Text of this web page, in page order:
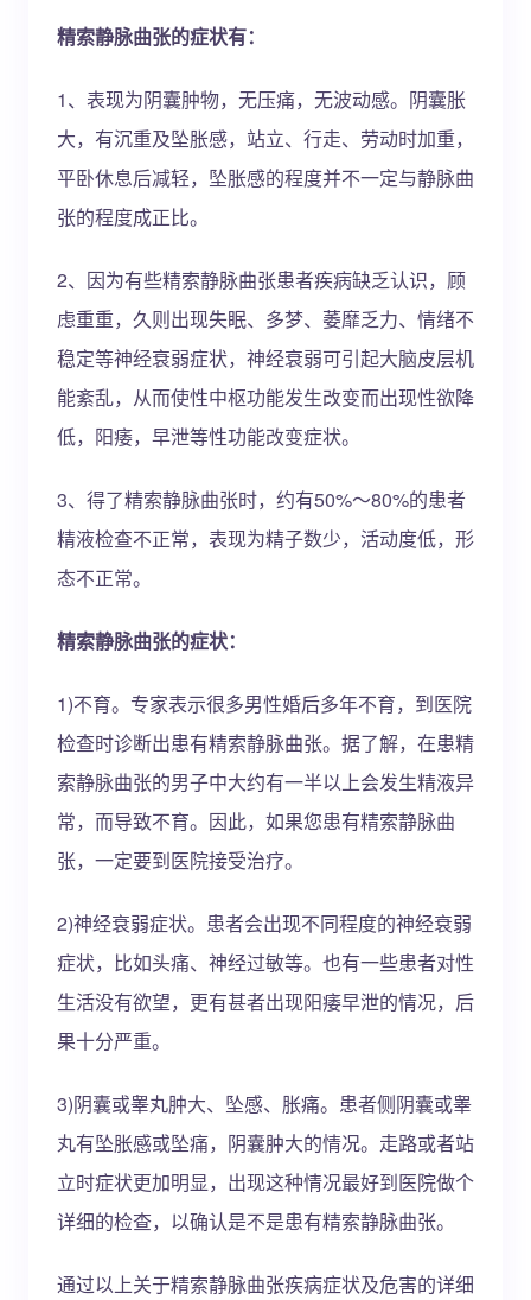
精索静脉曲张的症状有：
1、表现为阴囊肿物，无压痛，无波动感。阴囊胀
大，有沉重及坠胀感，站立、行走、劳动时加重，
平卧休息后减轻，坠胀感的程度并不一定与静脉曲
张的程度成正比。
2、因为有些精索静脉曲张患者疾病缺乏认识，顾
虑重重，久则出现失眠、多梦、萎靡乏力、情绪不
稳定等神经衰弱症状，神经衰弱可引起大脑皮层机
能紊乱，从而使性中枢功能发生改变而出现性欲降
低，阳痿，早泄等性功能改变症状。
3、得了精索静脉曲张时，约有50%～80%的患者
精液检查不正常，表现为精子数少，活动度低，形
态不正常。
精索静脉曲张的症状：
1)不育。专家表示很多男性婚后多年不育，到医院
检查时诊断出患有精索静脉曲张。据了解，在患精
索静脉曲张的男子中大约有一半以上会发生精液异
常，而导致不育。因此，如果您患有精索静脉曲
张，一定要到医院接受治疗。
2)神经衰弱症状。患者会出现不同程度的神经衰弱
症状，比如头痛、神经过敏等。也有一些患者对性
生活没有欲望，更有甚者出现阳痿早泄的情况，后
果十分严重。
3)阴囊或睾丸肿大、坠感、胀痛。患者侧阴囊或睾
丸有坠胀感或坠痛，阴囊肿大的情况。走路或者站
立时症状更加明显，出现这种情况最好到医院做个
详细的检查，以确认是不是患有精索静脉曲张。
通过以上关于精索静脉曲张疾病症状及危害的详细